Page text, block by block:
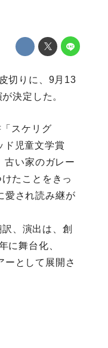
切りに、9月13
決定した。
スケリグ
ド児童文学賞
古い家のガレー
たことをきっ
愛され読み継が
、演出は、創
に舞台化、
ーとして展開さ